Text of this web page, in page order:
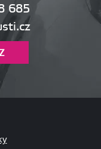
685